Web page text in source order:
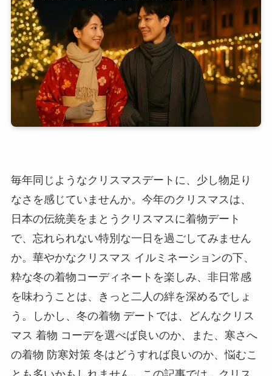
毎年同じようなクリスマスデートに、少し物足り
なさを感じていませんか。今年のクリスマスは、
日本の伝統美をまとうクリスマスに着物デート
で、忘れられない特別な一日を過ごしてみません
か。華やかなクリスマス イルミネーションの下、
粋な冬の着物コーディネートを楽しみ、非日常感
を味わうことは、きっと二人の絆を深めるでしょ
う。しかし、冬の着物 デートでは、どんなクリス
マス 着物 コーデを選べば良いのか、また、寒さへ
の着物 防寒対策 冬はどうすれば良いのか、悩むこ